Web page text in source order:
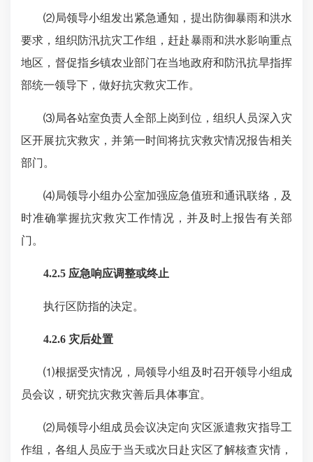
⑵局领导小组发出紧急通知，提出防御暴雨和洪水
要求，组织防汛抗灾工作组，赶赴暴雨和洪水影响重点
地区，督促指乡镇农业部门在当地政府和防汛抗旱指挥
部统一领导下，做好抗灾救灾工作。
⑶局各站室负责人全部上岗到位，组织人员深入灾
区开展抗灾救灾，并第一时间将抗灾救灾情况报告相关
部门。
⑷局领导小组办公室加强应急值班和通讯联络，及
时准确掌握抗灾救灾工作情况，并及时上报告有关部
门。
4.2.5 应急响应调整或终止
执行区防指的决定。
4.2.6 灾后处置
⑴根据受灾情况，局领导小组及时召开领导小组成
员会议，研究抗灾救灾善后具体事宜。
⑵局领导小组成员会议决定向灾区派遣救灾指导工
作组，各组人员应于当天或次日赴灾区了解核查灾情，